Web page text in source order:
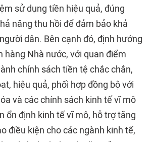
sử dụng tiền hiệu quả, đúng
năng thu hồi để đảm bảo khả
dân. Bên cạnh đó, định hướng
hàng Nhà nước, với quan điểm
chính sách tiền tệ chắc chắn,
hiệu quả, phối hợp đồng bộ với
và các chính sách kinh tế vĩ mô
ổn định kinh tế vĩ mô, hỗ trợ tăng
điều kiện cho các ngành kinh tế,